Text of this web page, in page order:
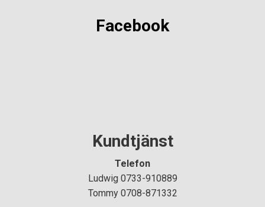
Facebook
Kundtjänst
Telefon
Ludwig 0733-910889
Tommy 0708-871332